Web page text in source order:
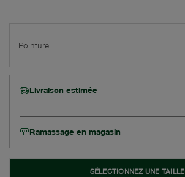
Pointure
Livraison estimée
Ramassage en magasin
SÉLECTIONNEZ UNE TAILLE